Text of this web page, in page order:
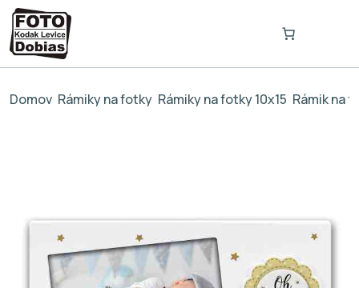
Domov Rámiky na fotky Rámiky na fotky 10x15 Rámik na